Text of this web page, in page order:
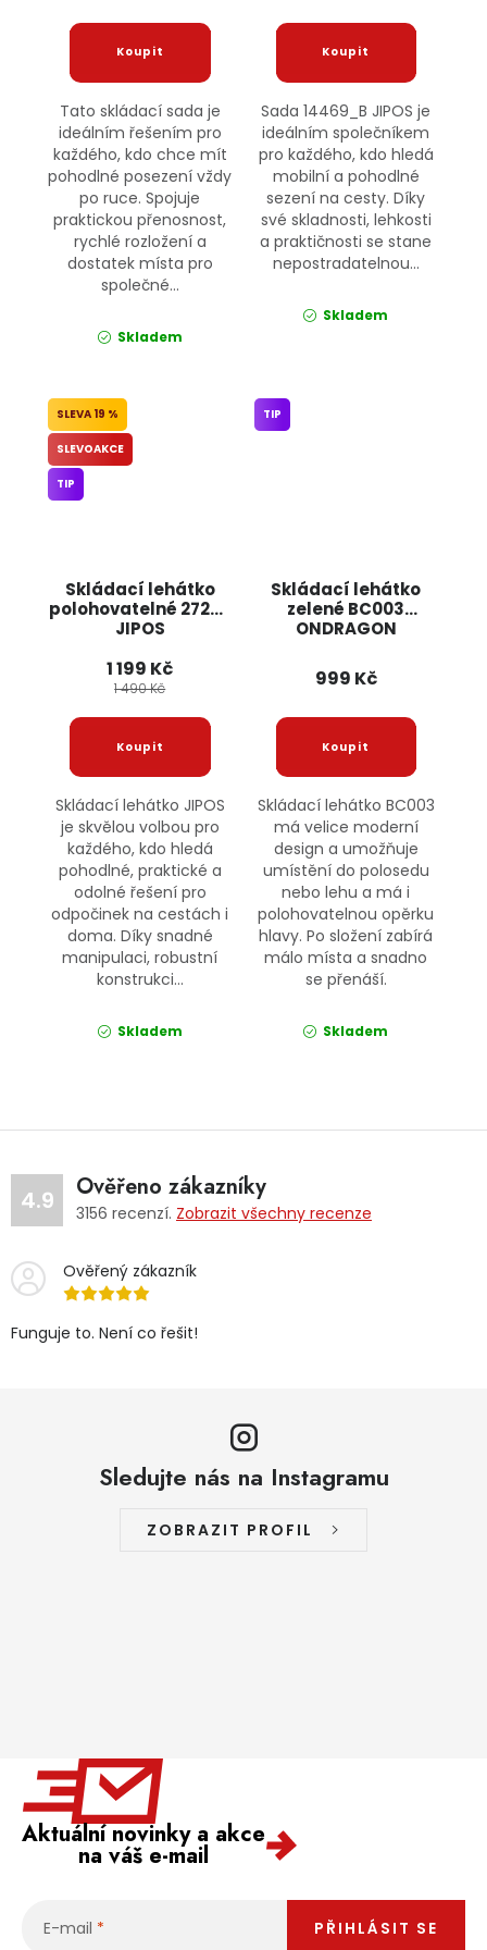
Tato skládací sada je
ideálním řešením pro
každého, kdo chce mít
pohodlné posezení vždy
po ruce. Spojuje
praktickou přenosnost,
rychlé rozložení a
dostatek místa pro
společné...
Skladem
Sada 14469_B JIPOS je
ideálním společníkem
pro každého, kdo hledá
mobilní a pohodlné
sezení na cesty. Díky
své skladnosti, lehkosti
a praktičnosti se stane
nepostradatelnou...
Skladem
Skládací lehátko
polohovatelné 27263
JIPOS
19 %
SLEVOAKCE
TIP
1 199 Kč
1 490 Kč
Skládací lehátko JIPOS
je skvělou volbou pro
každého, kdo hledá
pohodlné, praktické a
odolné řešení pro
odpočinek na cestách i
doma. Díky snadné
manipulaci, robustní
konstrukci...
Skladem
Skládací lehátko
zelené BC003
ONDRAGON
TIP
999 Kč
Skládací lehátko BC003
má velice moderní
design a umožňuje
umístění do polosedu
nebo lehu a má i
polohovatelnou opěrku
hlavy. Po složení zabírá
málo místa a snadno
se přenáší.
Skladem
4.9 Ověřeno zákazníky
3156 recenzí. Zobrazit všechny recenze
Ověřený zákazník
Funguje to. Není co řešit!
Sledujte nás na Instagramu
ZOBRAZIT PROFIL
Aktuální novinky a akce
na váš e-mail
E-mail PŘIHLÁSIT SE